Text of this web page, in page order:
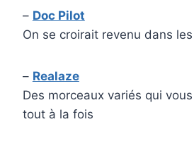
– Doc Pilot
On se croirait revenu dans
– Realaze
Des morceaux variés qui
tout à la fois